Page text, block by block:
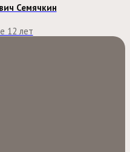
Семячкин
12 лет